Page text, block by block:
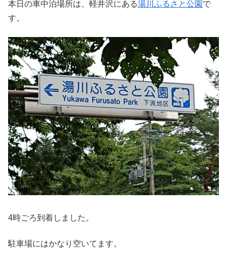
本日の車中泊場所は、軽井沢にある湯川ふるさと公園 で
す。
4時ごろ到着しました。
駐車場にはかなり空いてます。